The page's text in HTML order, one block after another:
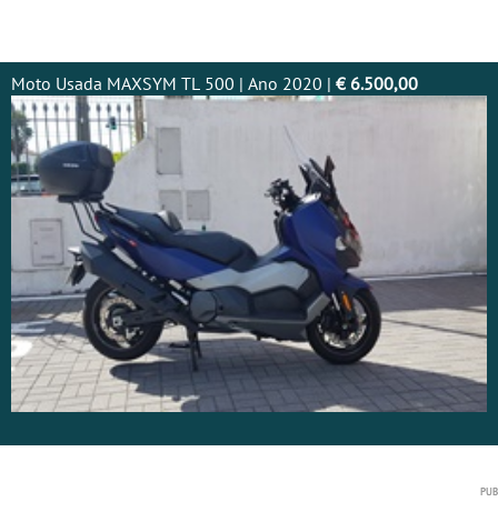
Moto Usada MAXSYM TL 500 | Ano 2020 | € 6.500,00